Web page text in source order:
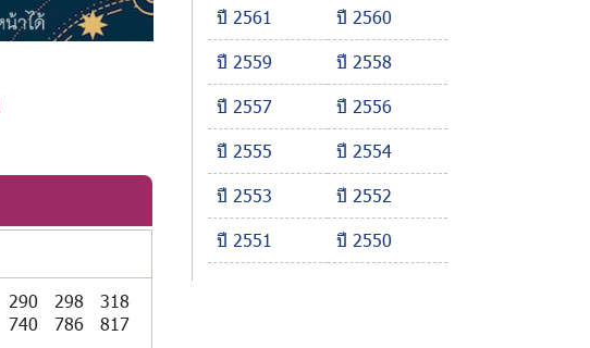
290 298
318
740 786
817
ปี 2561
ปี 2560
ปี 2559
ปี 2558
ปี 2557
ปี 2556
ปี 2555
ปี 2554
ปี 2553
ปี 2552
ปี 2551
ปี 2550